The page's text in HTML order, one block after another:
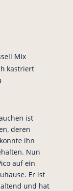
Mix
kastriert
ist
deren
ihn
Nun
auf ein
Er ist
und hat